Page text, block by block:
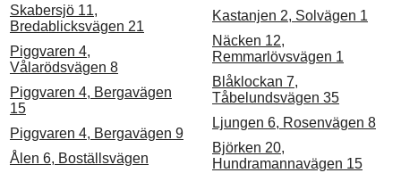
Skabersjö 11,
Bredablicksvägen 21
Piggvaren 4,
Vålarödsvägen 8
Piggvaren 4, Bergavägen
15
Piggvaren 4, Bergavägen 9
Ålen 6, Boställsvägen
Kastanjen 2, Solvägen 1
Näcken 12,
Remmarlövsvägen 1
Blåklockan 7,
Tåbelundsvägen 35
Ljungen 6, Rosenvägen 8
Björken 20,
Hundramannavägen 15